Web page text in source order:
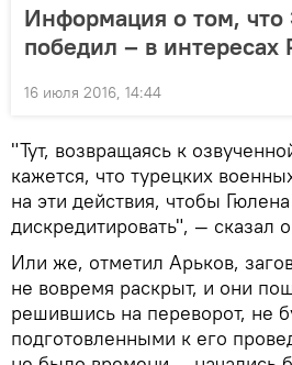
Информация о том, что
победил – в интересах
16 июля 2016, 14:44
"Тут, возвращаясь к
кажется, что турецких
на эти действия, чтобы
дискредитировать", — сказал
Или же, отметил Арьков,
не вовремя раскрыт, и они
решившись на переворот, не
подготовленными к его